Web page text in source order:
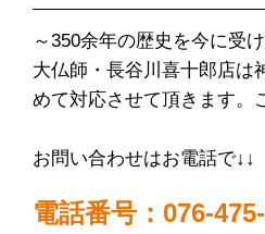
～350余年の歴史を今に受
大仏師・長谷川喜十郎店は
めて対応させて頂きます。
お問い合わせはお電話で↓↓
電話番号：076-